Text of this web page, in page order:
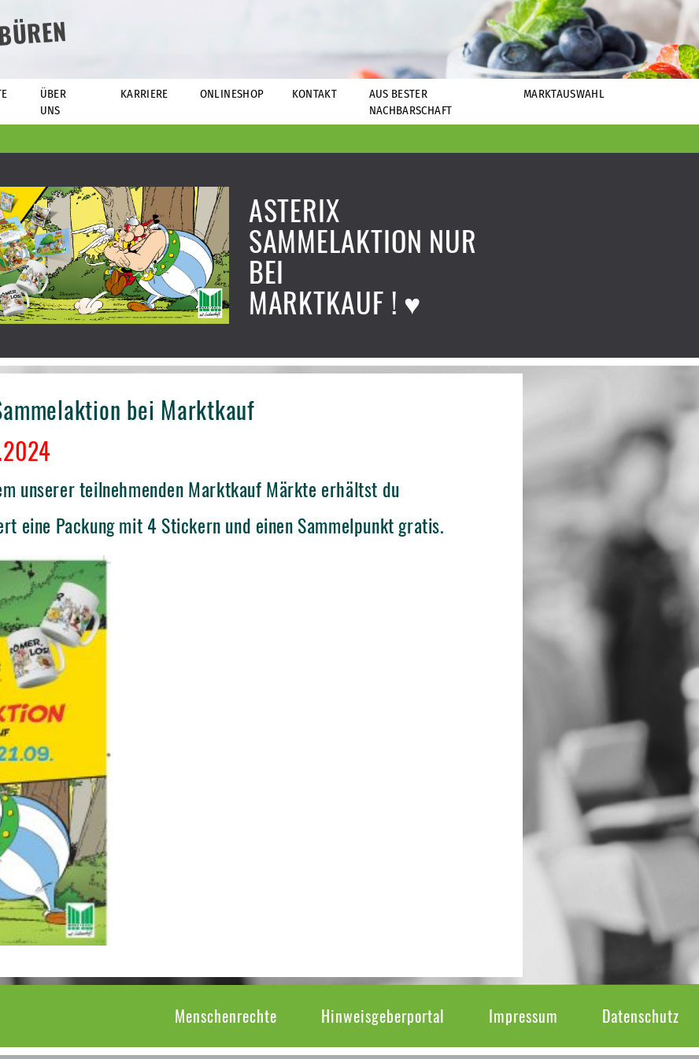
ÜBER
UNS
KARRIERE ONLINESHOP KONTAKT
AUS BESTER
NACHBARSCHAFT
MARKTAUSWAHL
ASTERIX
SAMMELAKTION NUR
BEI
MARKTKAUF ! ♥
bei Marktkauf
unserer teilnehmenden Marktkauf Märkte erhältst du
eine Packung mit 4 Stickern und einen Sammelpunkt gratis.
Menschenrechte Hinweisgeberportal Impressum Datenschutz